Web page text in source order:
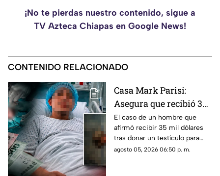
¡No te pierdas nuestro contenido, sigue a
TV Azteca Chiapas en Google News!
CONTENIDO RELACIONADO
Casa Mark Parisi:
Asegura que recibió 35
mil dólares por donar
un t3stícul0
El caso de un hombre que
afirmó recibir 35 mil dólares
tras donar un testículo para
investigación científica volvió
agosto 05, 2026 06:50 p. m.